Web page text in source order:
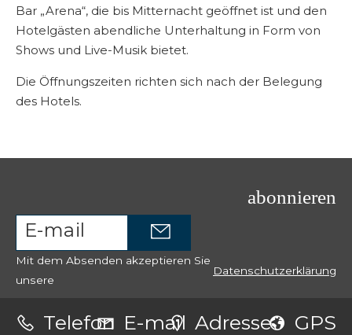
Bar „Arena“, die bis Mitternacht geöffnet ist und den
Hotelgästen abendliche Unterhaltung in Form von
Shows und Live-Musik bietet.
Die Öffnungszeiten richten sich nach der Belegung
des Hotels.
abonnieren
Mit dem Absenden akzeptieren Sie
unsere
Datenschutzerklärung
Telefon E-mail Adresse GPS